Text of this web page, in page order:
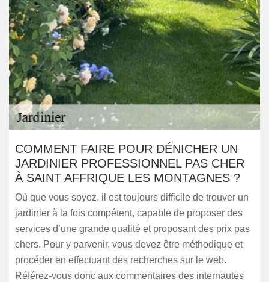
COMMENT FAIRE POUR DÉNICHER UN
JARDINIER PROFESSIONNEL PAS CHER
À SAINT AFFRIQUE LES MONTAGNES ?
Où que vous soyez, il est toujours difficile de trouver un
jardinier à la fois compétent, capable de proposer des
services d’une grande qualité et proposant des prix pas
chers. Pour y parvenir, vous devez être méthodique et
procéder en effectuant des recherches sur le web.
Référez-vous donc aux commentaires des internautes